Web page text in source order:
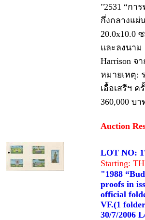
"2531 “กา
กึ่งกลางแผ่
20.0x10.0
และลงนาม
Harrison จ
หมายเหตุ:
เอื้อเสรีฯ ค
360,000 บ
Auction
LOT NO:
Starting:
"1988
proofs in
official
VF.(1
30/7/2006